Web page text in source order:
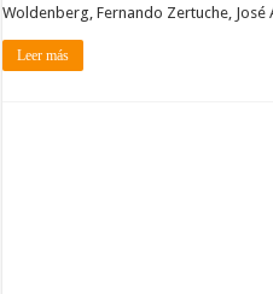
Woldenberg, Fernando Zertuche,
Leer más